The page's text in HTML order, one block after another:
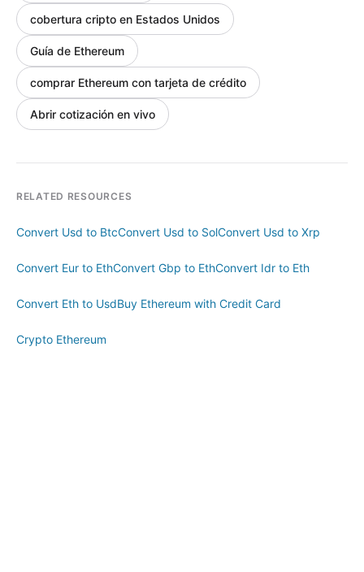
cobertura cripto en Estados Unidos
Guía de Ethereum
comprar Ethereum con tarjeta de crédito
Abrir cotización en vivo
RELATED RESOURCES
Convert Usd to BtcConvert Usd to SolConvert Usd to Xrp
Convert Eur to EthConvert Gbp to EthConvert Idr to Eth
Convert Eth to UsdBuy Ethereum with Credit Card
Crypto Ethereum